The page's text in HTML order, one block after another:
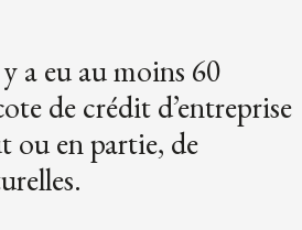
a eu au moins 60
de crédit d’entreprise
ou en partie, de